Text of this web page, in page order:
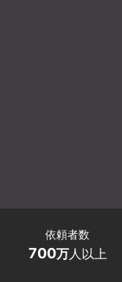
依頼者数
700万人以上